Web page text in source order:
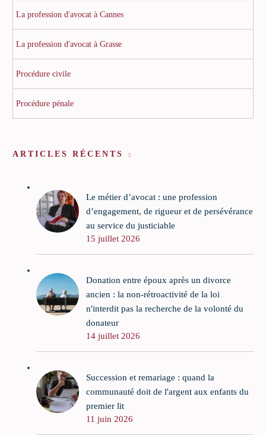
La profession d'avocat à Cannes
La profession d'avocat à Grasse
Procédure civile
Procédure pénale
ARTICLES RÉCENTS
Le métier d’avocat : une profession
d’engagement, de rigueur et de persévérance
au service du justiciable
15 juillet 2026
Donation entre époux après un divorce
ancien : la non-rétroactivité de la loi
n'interdit pas la recherche de la volonté du
donateur
14 juillet 2026
Succession et remariage : quand la
communauté doit de l'argent aux enfants du
premier lit
11 juin 2026